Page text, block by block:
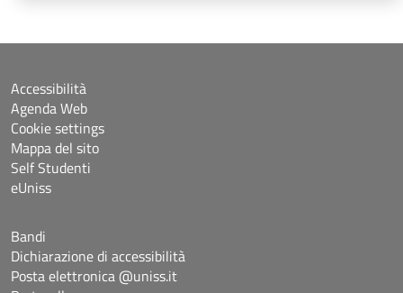
Accessibilità
Agenda Web
Cookie settings
Mappa del sito
Self Studenti
eUniss
Bandi
Dichiarazione di accessibilità
Posta elettronica @uniss.it